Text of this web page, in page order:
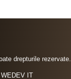
drepturile rezervate.
WEDEV IT